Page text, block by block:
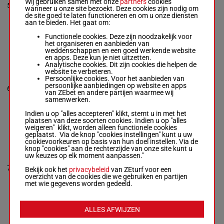
5
Manzke
R/8 - 2000m
1'14"2- € 6.610
4a 5a 6a 6a 4a
R/82000m1'14"2
€ 6.610
6a 4a 6a
5a 2a 4a
3a 2a 4a
6
Panschow T.-
Kurt Meyer
M/6 - 2000m-
- € 7.134
8a 2a 8a 1a 2a
7a 5a
M/62000m1'14"8
€ 7.134
8a 2a 8a
1a 2a 2a
2a 2a 4a
3a 7a 5a
7
ON THE
PASTURE
Heinzig T.-
R/8 - 2000m-
1'13"8- € 7.287
6a Da 7a 9a Da
7a 3a 5a 5a Da
R/82000m€ 7.287
6a Da 7a
3a 5a 5a
Da 4a Da
wanneer u onze site bezoekt. Deze cookies zijn nodig om
de site goed te laten functioneren en om u onze diensten
aan te bieden. Het gaat om:
Functionele cookies. Deze zijn noodzakelijk voor
het organiseren en aanbieden van
weddenschappen en een goed werkende website
en apps. Deze kun je niet uitzetten.
Analytische cookies. Dit zijn cookies die helpen de
website te verbeteren.
Persoonlijke cookies. Voor het aanbieden van
persoonlijke aanbiedingen op website en apps
van ZEbet en andere partijen waarmee wij
samenwerken.
Indien u op "alles accepteren" klikt, stemt u in met het
plaatsen van deze soorten cookies. Indien u op "alles
weigeren" klikt, worden alleen functionele cookies
geplaatst. Via de knop "cookies instellingen" kunt u uw
cookievoorkeuren op basis van hun doel instellen. Via de
knop "cookies" aan de rechterzijde van onze site kunt u
uw keuzes op elk moment aanpassen."
Bekijk ook het privacybeleid van ZEturf voor een
overzicht van de cookies die we gebruiken en partijen
met wie gegevens worden gedeeld.
ALLES AFWIJZEN